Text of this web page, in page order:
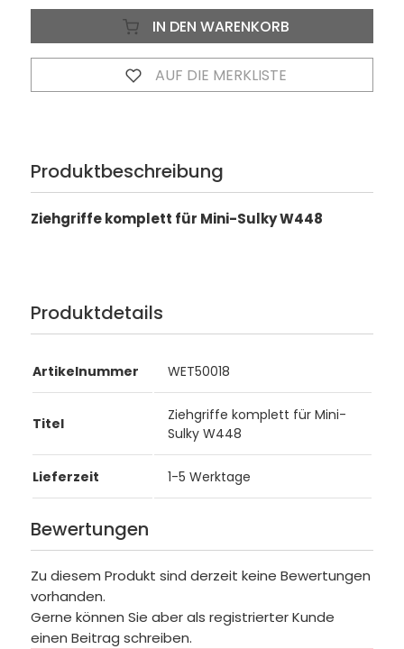
IN DEN WARENKORB
AUF DIE MERKLISTE
Produktbeschreibung
Ziehgriffe komplett für Mini-Sulky W448
Produktdetails
Artikelnummer WET50018
Titel
Ziehgriffe komplett für Mini-
Sulky W448
Lieferzeit 1-5 Werktage
Bewertungen
Zu diesem Produkt sind derzeit keine Bewertungen
vorhanden.
Gerne können Sie aber als registrierter Kunde
einen Beitrag schreiben.